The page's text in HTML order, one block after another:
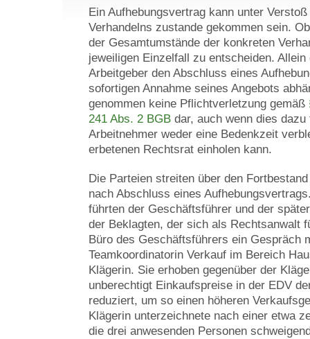
Ein Aufhebungsvertrag kann unter
Verhandelns zustande gekommen sein.
der Gesamtumstände der konkreten
jeweiligen Einzelfall zu entscheiden.
Arbeitgeber den Abschluss eines
sofortigen Annahme seines Angebots
genommen keine Pflichtverletzung gemäß
241 Abs. 2 BGB dar, auch wenn dies
Arbeitnehmer weder eine Bedenkzeit
erbetenen Rechtsrat einholen kann.
Die Parteien streiten über den
nach Abschluss eines
führten der Geschäftsführer und der
der Beklagten, der sich als Rechtsanwalt
Büro des Geschäftsführers ein Gespräch
Teamkoordinatorin Verkauf im Bereich
Klägerin. Sie erhoben gegenüber der
unberechtigt Einkaufspreise in der EDV
reduziert, um so einen höheren
Klägerin unterzeichnete nach einer etwa
die drei anwesenden Personen